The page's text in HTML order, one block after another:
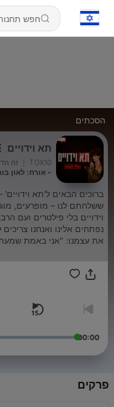
הסכתים
תא וידויים
TOX10 ⋮ זה הדיבור
- אורח: לאון
ברוכים הבאים ל'תא
ששלחתם לנו – מופרעים,
וידויים בלי פילטרים ועם
נפתחים אלינו ואנחנו
את עצמנו: "אני באמת
לאנשים בראש?!" ו.."איך אני
00:00
פרקים